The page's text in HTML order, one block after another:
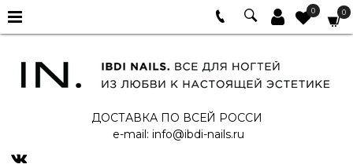
0 0
ДОСТАВКА ПО ВСЕЙ РОССИ
e-mail: info@ibdi-nails.ru